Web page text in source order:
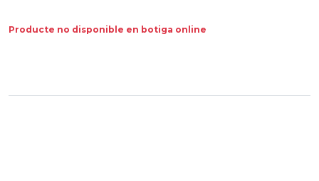
Producte no disponible en botiga online